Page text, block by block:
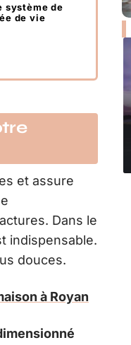
système de
de vie
et assure
Dans le
indispensable.
douces.
à Royan